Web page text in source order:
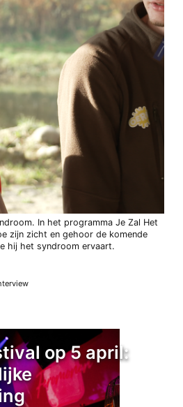
In het programma Je Zal Het
zijn zicht en gehoor de komende
hij het syndroom ervaart.
op 5 april: